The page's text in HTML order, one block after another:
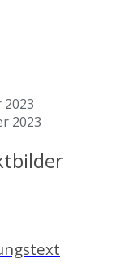
2023
2023